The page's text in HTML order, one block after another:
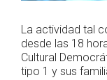
La actividad tal
desde las 18
Cultural
tipo 1 y sus